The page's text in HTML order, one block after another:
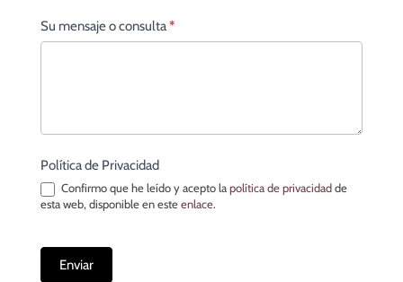
Su mensaje o consulta*
Política de Privacidad
Confirmo que he leído y acepto lapolítica de privacidadde
esta web, disponible en esteenlace.
Enviar